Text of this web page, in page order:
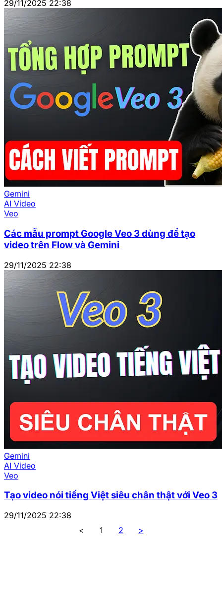
29/11/2025 22:38
Gemini
AI Video
Veo
Các mẫu prompt Google Veo 3 dùng để tạo
video trên Flow và Gemini
29/11/2025 22:38
Gemini
AI Video
Veo
Tạo video nói tiếng Việt siêu chân thật với Veo 3
29/11/2025 22:38
<
1 2 >